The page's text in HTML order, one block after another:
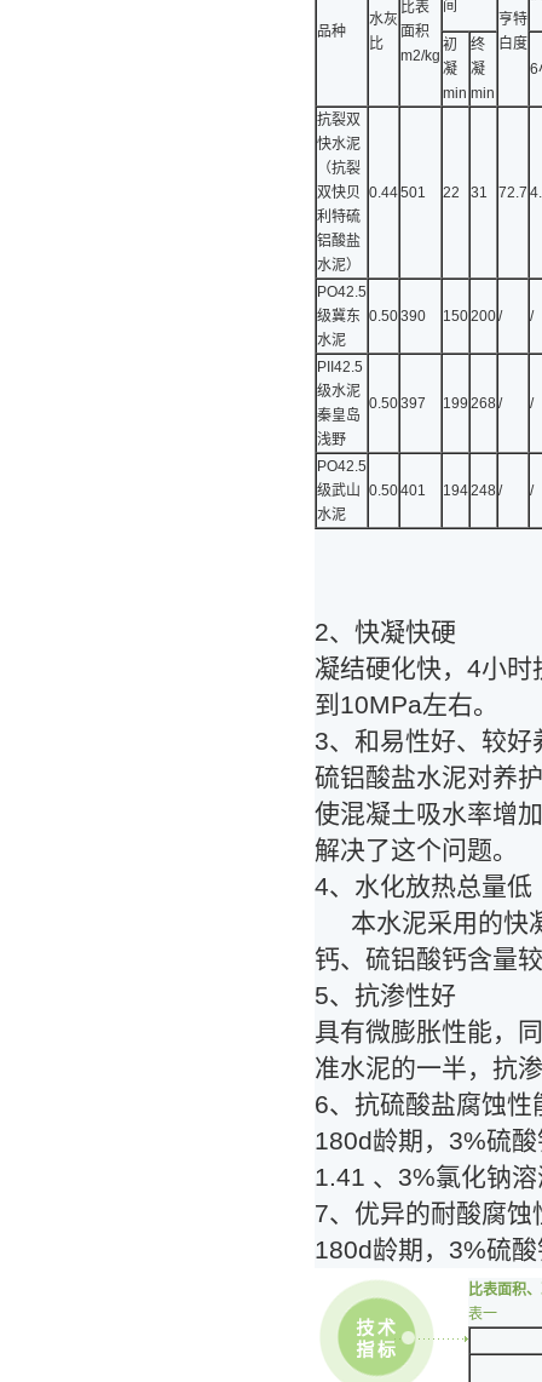
品种
水灰
比
比表
面积
m2/kg
间
亨特
白度
初
凝
min
终
凝
min
6
抗裂双
快水泥
（抗裂
双快贝
利特硫
铝酸盐
水泥）
0.44501 22 31 72.7
PO42.5
级冀东
水泥
0.50390 150200/ /
PII42.5
级水泥
秦皇岛
浅野
0.50397 199 268/ /
PO42.5
级武山
水泥
0.50401 194248/ /
2、快凝快硬
凝结硬化快，4小
到10MPa左右。
3、和易性好、较
硫铝酸盐水泥对养
使混凝土吸水率增
解决了这个问题。
4、水化放热总量低
本水泥采用的快
钙、硫铝酸钙含量
5、抗渗性好
具有微膨胀性能，
准水泥的一半，抗
6、抗硫酸盐腐蚀性
180d龄期，3%硫
1.41 、3%氯化钠
7、优异的耐酸腐蚀
180d龄期，3%硫
比表面积
表一